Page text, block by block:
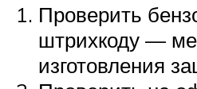
Проверить
штрихкоду —
изготовления